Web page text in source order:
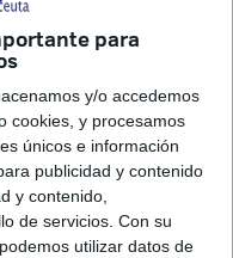
para
y/o accedemos
cookies, y procesamos
únicos e información
publicidad y contenido
y contenido,
de servicios. Con su
utilizar datos de
y Gobernación ha
la pandemia del
los contagios, los
sin embargo, registra